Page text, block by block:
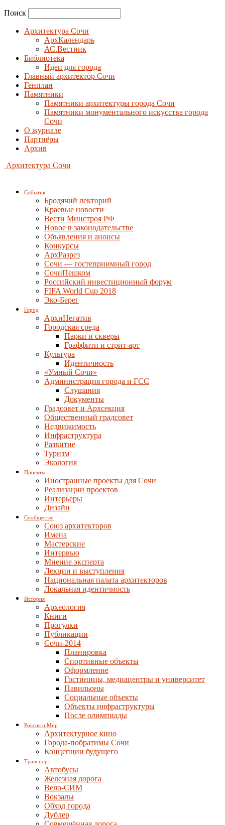
Поиск
Архитектура Сочи
АрхКалендарь
АС.Вестник
Библиотека
Идеи для города
Главный архитектор Сочи
Генплан
Памятники
Памятники архитектуры города Сочи
Памятники монументального искусства города
Сочи
О журнале
Партнёры
Архив
Архитектура Сочи
События
Бродячий лекторий
Краевые новости
Вести Минстроя РФ
Новое в законодательстве
Объявления и анонсы
Конкурсы
АрхРазрез
Сочи — гостеприимный город
СочиПешком
Российский инвестиционный форум
FIFA World Cup 2018
Эко-Берег
Город
АрхиНегатив
Городская среда
Парки и скверы
Граффити и стрит-арт
Культура
Идентичность
«Умный Сочи»
Администрация города и ГСС
Слушания
Документы
Градсовет и Архсекция
Общественный градсовет
Недвижимость
Инфраструктура
Развитие
Туризм
Экология
Проекты
Иностранные проекты для Сочи
Реализации проектов
Интерьеры
Дизайн
Сообщество
Союз архитекторов
Имена
Мастерские
Интервью
Мнение эксперта
Лекции и выступления
Национальная палата архитекторов
Локальная идентичность
История
Археология
Книги
Прогулки
Публикации
Сочи-2014
Планировка
Спортивные объекты
Оформление
Гостиницы, медиацентры и университет
Павильоны
Социальные объекты
Объекты инфраструктуры
После олимпиады
Россия и Мир
Архитектурное кино
Города-побратимы Сочи
Концепции будущего
Транспорт
Автобусы
Железная дорога
Вело-СИМ
Вокзалы
Обход города
Дублер